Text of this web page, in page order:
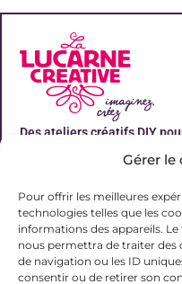
Gérer
Pour offrir les meilleures
technologies telles que les
informations des appareils.
nous permettra de traiter
de navigation ou les ID
consentir ou de retirer son
Des ateliers créatifs DIY
Liens utiles
Contact